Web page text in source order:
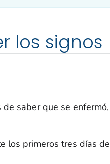
los signos
saber que se enfermó,
los primeros tres días de